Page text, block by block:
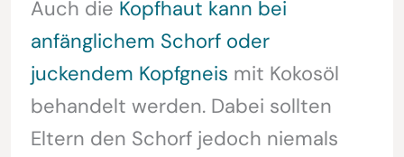
Auch die Kopfhaut kann bei
anfänglichem Schorf oder
juckendem Kopfgneis mit Kokosöl
behandelt werden. Dabei sollten
Eltern den Schorf jedoch niemals